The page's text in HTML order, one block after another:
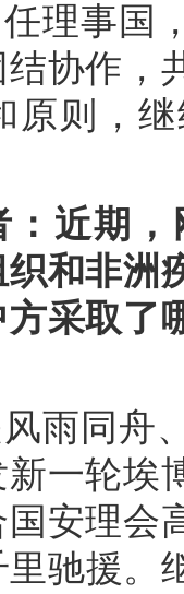
理事国
协作，
原则，
：近期
和非洲
采取了
雨同舟
新一轮埃
安理会
驰援。